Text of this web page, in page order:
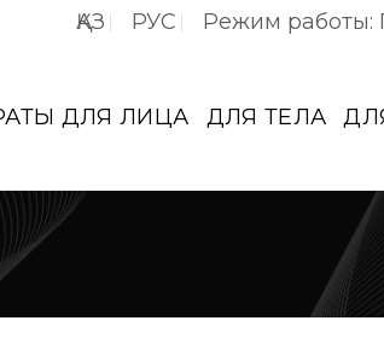
ҚАЗ РУС Режим работы:
ДЛЯ ЛИЦА ДЛЯ ТЕЛА